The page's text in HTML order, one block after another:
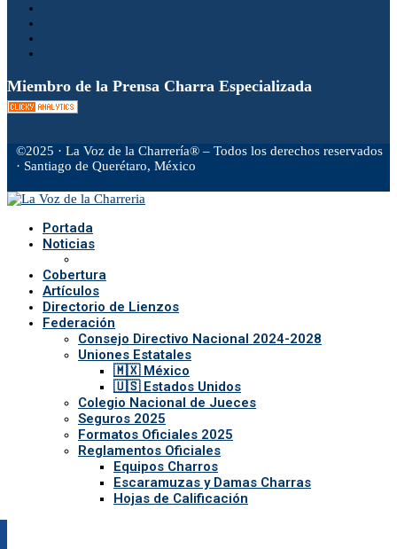
Miembro de la Prensa Charra Especializada
©2025 · La Voz de la Charrería® – Todos los derechos reservados
· Santiago de Querétaro, México
Portada
Noticias
Cobertura
Artículos
Directorio de Lienzos
Federación
Consejo Directivo Nacional 2024-2028
Uniones Estatales
🇲🇽 México
🇺🇸 Estados Unidos
Colegio Nacional de Jueces
Seguros 2025
Formatos Oficiales 2025
Reglamentos Oficiales
Equipos Charros
Escaramuzas y Damas Charras
Hojas de Calificación